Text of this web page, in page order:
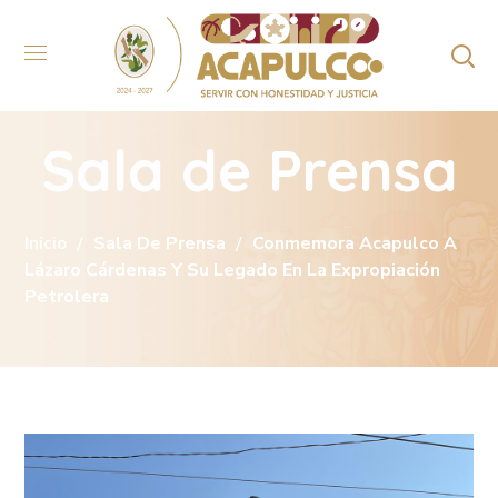
Sala de Prensa
Inicio Sala De Prensa
Conmemora Acapulco A
Lázaro Cárdenas Y Su Legado En La Expropiación
Petrolera